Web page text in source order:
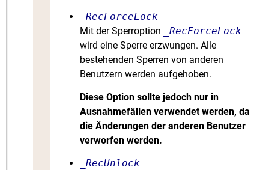
_RecForceLock
Mit der Sperroption
_RecForceLock
wird eine Sperre erzwungen. Alle
bestehenden Sperren von anderen
Benutzern werden aufgehoben.
Diese Option sollte jedoch nur in
Ausnahmefällen verwendet werden, da
die Änderungen der anderen Benutzer
verworfen werden.
_RecUnlock